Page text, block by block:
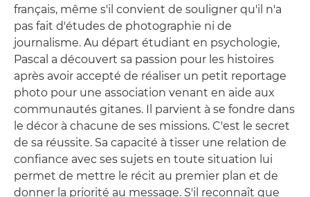
français, même s'il convient de souligner qu'il n'a
pas fait d'études de photographie ni de
journalisme. Au départ étudiant en psychologie,
Pascal a découvert sa passion pour les histoires
après avoir accepté de réaliser un petit reportage
photo pour une association venant en aide aux
communautés gitanes. Il parvient à se fondre dans
le décor à chacune de ses missions. C'est le secret
de sa réussite. Sa capacité à tisser une relation de
confiance avec ses sujets en toute situation lui
permet de mettre le récit au premier plan et de
donner la priorité au message. S'il reconnaît que